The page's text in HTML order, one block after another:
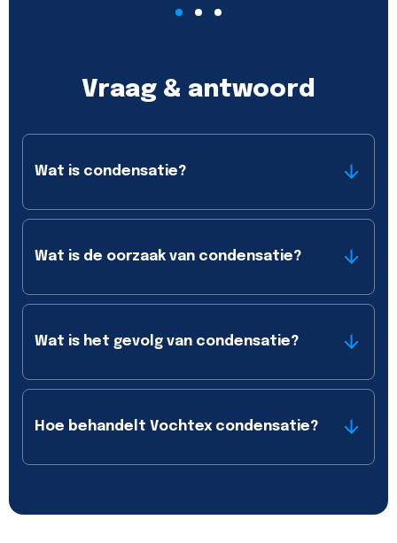
Vraag & antwoord
Wat is condensatie?
Wat is de oorzaak van condensatie?
Wat is het gevolg van condensatie?
Hoe behandelt Vochtex condensatie?